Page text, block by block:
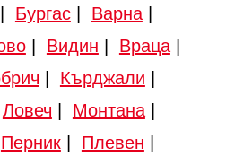
Бургас| Варна|
| Видин Враца|
Кърджали
Ловеч Монтана|
Перник| Плевен